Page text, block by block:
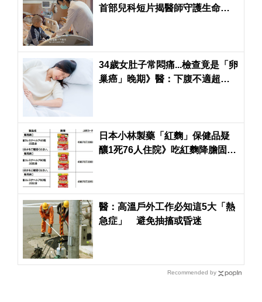
首部兒科短片揭醫師守護生命的
34歲女肚子常悶痛...檢查竟是「卵
巢癌」晚期》醫：下腹不適超過2
日本小林製藥「紅麴」保健品疑
釀1死76人住院》吃紅麴降膽固
醫：高溫戶外工作必知這5大「熱
急症」 避免抽搐或昏迷
Recommended by